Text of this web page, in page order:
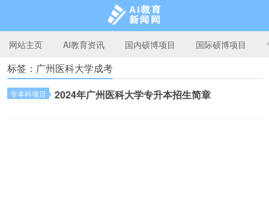
AI教育新闻网
网站主页 AI教育资讯 国内硕博项目 国际硕博项目
标签：广州医科大学成考
专本科项目 2024年广州医科大学专升本招生简章